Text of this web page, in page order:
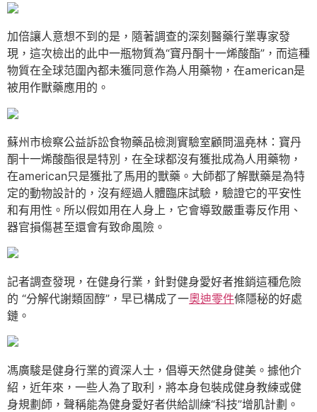
加倍讓人意想不到的是，隨著調查的深刻醫藥行業專家發
現，這次檢出的此中一瓶物質為“寶丹酮十一烯酸酯”，而這種
物質在全球范圍內都未獲同意作為人用藥物，在american是
被用作獸藥應用的。
蘇州市檢察公益訴訟食物藥品檢測實驗室顧問溫堯林：寶丹
酮十一烯酸酯很是特別，在全球都沒有獲批成為人用藥物，
在american只是獲批了馬用的獸藥。大師都了解獸藥是為特
定的動物設計的，沒有經過人體臨床試驗，驗證它的平安性
和有用性。所以假如用在人身上，它會導致嚴重毒反作用、
器官損傷甚至還會有致命風險。
記者調查發現，在健身行業，針對健身愛好者推銷這種危險
的 “分解代謝類固醇”，早已構成了一奧迪零件條隱秘的好處
鏈。
馮廣駿是健身行業的資深人士，倡導天然健身健美。據他介
紹，近年來，一些人為了取利，將本身包裝成健身教練或健
身規劃師，聲稱能為健身愛好者供給訓練“科技”增肌計劃。